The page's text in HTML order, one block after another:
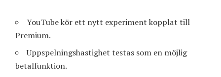
YouTube kör ett nytt experiment kopplat till
Premium.
Uppspelningshastighet testas som en möjlig
betalfunktion.